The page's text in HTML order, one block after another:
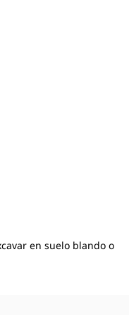
en suelo blando o